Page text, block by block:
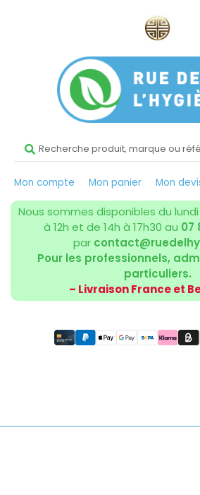
Mon compte Mon panier Mon
Nous sommes disponibles du
à 12h et de 14h à 17h30 au 07
par
Pour les professionnels,
particuliers.
– Livraison France et